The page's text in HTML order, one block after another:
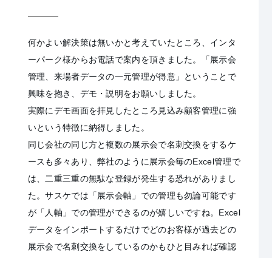
何かよい解決策は無いかと考えていたところ、インタ
ーパーク様からお電話で案内を頂きました。「展示会
管理、来場者データの一元管理が得意」ということで
興味を抱き、デモ・説明をお願いしました。
実際にデモ画面を拝見したところ見込み顧客管理に強
いという特徴に納得しました。
同じ会社の同じ方と複数の展示会で名刺交換をするケ
ースも多々あり、弊社のように展示会毎のExcel管理で
は、二重三重の無駄な登録が発生する恐れがありまし
た。サスケでは「展示会軸」での管理も勿論可能です
が「人軸」での管理ができるのが嬉しいですね。Excel
データをインポートするだけでどのお客様が過去どの
展示会で名刺交換をしているのかもひと目みれば確認